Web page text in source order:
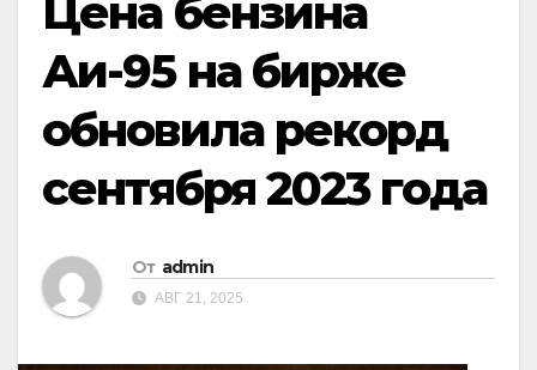
Цена бензина
Аи-95 на бирже
обновила рекорд
сентября 2023 года
От admin
АВГ 21, 2025